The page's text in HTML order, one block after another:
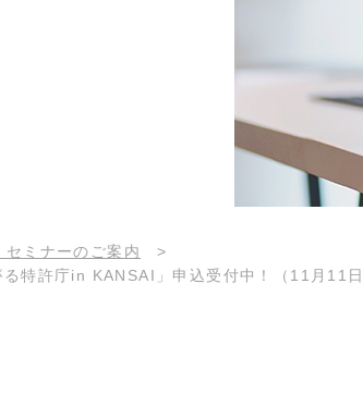
セミナーのご案内
>
特許庁in KANSAI」申込受付中！（11月11日